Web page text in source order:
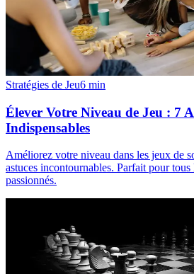
Stratégies de Jeu6 min
Élever Votre Niveau de Jeu : 7
Indispensables
Améliorez votre niveau dans les jeux de
astuces incontournables. Parfait pour tous
passionnés.